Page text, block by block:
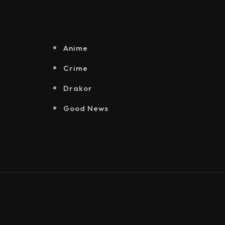
Anime
Crime
Drakor
Good News